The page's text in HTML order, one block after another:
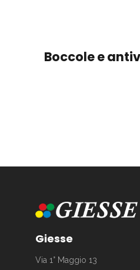
Boccole e
Giesse
Via 1° Maggio 13